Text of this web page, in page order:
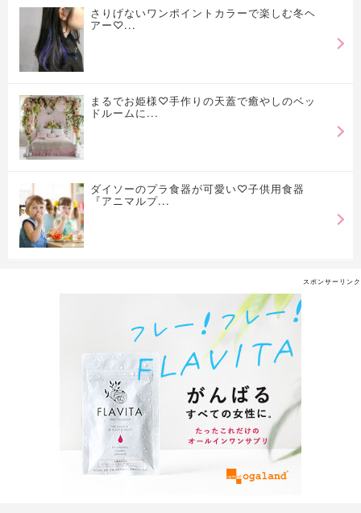
さりげないワンポイントカラーで楽しむ冬ヘ
アー♡...
まるでお姫様♡手作りの天蓋で癒やしのベッ
ドルームに...
ダイソーのプラ食器が可愛い♡子供用食器
『アニマルプ...
スポンサーリンク